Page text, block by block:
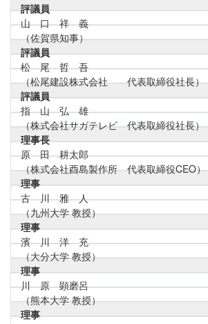
評議員
山 口 祥 義
（佐賀県知事）
評議員
松 尾 哲 吾
（松尾建設株式会社 代表取締役社長）
評議員
指 山 弘 雄
（株式会社サガテレビ 代表取締役社長）
理事長
原 田 耕太郎
（株式会社酉島製作所 代表取締役CEO）
理事
古 川 雅 人
（九州大学 教授）
理事
濱 川 洋 充
（大分大学 教授）
理事
川 原 顕磨呂
（熊本大学 教授）
理事